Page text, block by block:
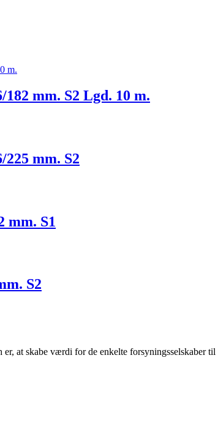
mm. S2 Lgd. 10 m.
mm. S2
mm. S1
S2
at skabe værdi for de enkelte